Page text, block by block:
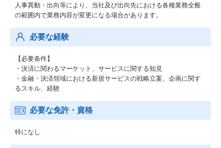
人事異動・出向等により、当社及び出向先における各種業務全般
の範囲内で業務内容が変更になる場合があります。
必要な経験
【必要条件】
・決済に関わるマーケット、サービスに関する知見
・金融・決済領域における新規サービスの戦略立案、企画に関す
るスキル、経験
必要な免許・資格
特になし